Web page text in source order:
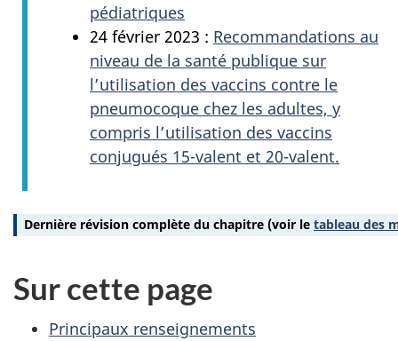
pédiatriques
24 février 2023 : Recommandations au
niveau de la santé publique sur
l’utilisation des vaccins contre le
pneumocoque chez les adultes, y
compris l’utilisation des vaccins
conjugués 15-valent et 20-valent.
Dernière révision complète du chapitre (voir letableau des
Sur cette page
Principaux renseignements